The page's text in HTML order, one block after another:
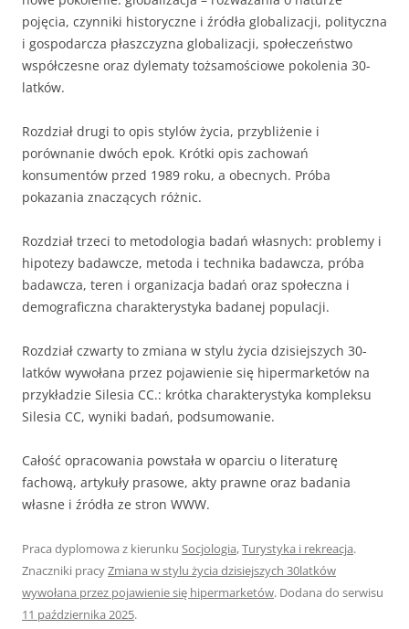
pojęcia, czynniki historyczne i źródła globalizacji, polityczna
i gospodarcza płaszczyzna globalizacji, społeczeństwo
współczesne oraz dylematy tożsamościowe pokolenia 30-
latków.
Rozdział drugi to opis stylów życia, przybliżenie i
porównanie dwóch epok. Krótki opis zachowań
konsumentów przed 1989 roku, a obecnych. Próba
pokazania znaczących różnic.
Rozdział trzeci to metodologia badań własnych: problemy i
hipotezy badawcze, metoda i technika badawcza, próba
badawcza, teren i organizacja badań oraz społeczna i
demograficzna charakterystyka badanej populacji.
Rozdział czwarty to zmiana w stylu życia dzisiejszych 30-
latków wywołana przez pojawienie się hipermarketów na
przykładzie Silesia CC.: krótka charakterystyka kompleksu
Silesia CC, wyniki badań, podsumowanie.
Całość opracowania powstała w oparciu o literaturę
fachową, artykuły prasowe, akty prawne oraz badania
własne i źródła ze stron WWW.
Praca dyplomowa z kierunku Socjologia,Turystyka i rekreacja.
Znaczniki pracyZmiana w stylu życia dzisiejszych 30latków
wywołana przez pojawienie się hipermarketów. Dodana do serwisu
11 października 2025.